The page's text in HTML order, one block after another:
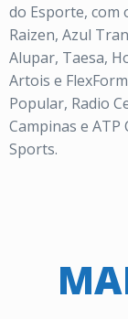
do Esporte, com
Raizen, Azul
Alupar, Taesa,
Artois e
Popular, Radio
Campinas e
Sports.